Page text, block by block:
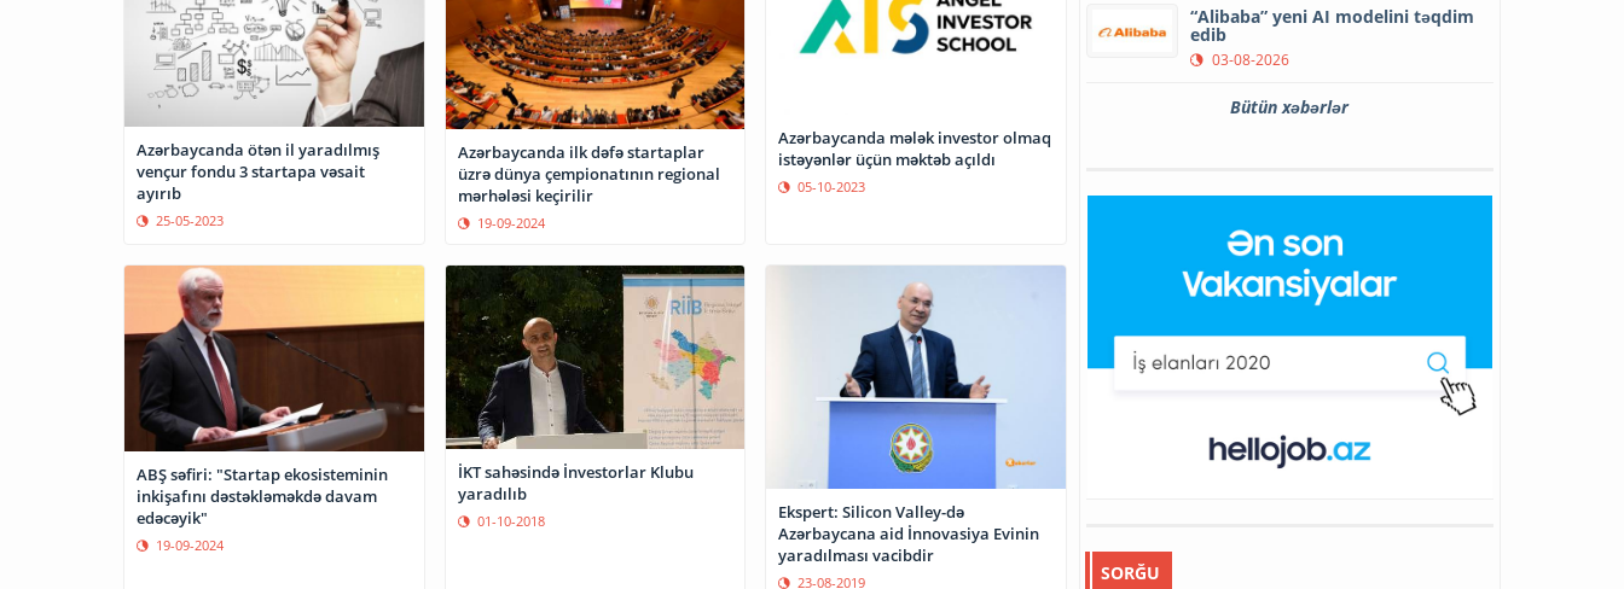
Azərbaycanda ötən il yaradılmış
vençur fondu 3 startapa vəsait
ayırıb
25-05-2023
Azərbaycanda ilk dəfə startaplar
üzrə dünya çempionatının regional
mərhələsi keçirilir
19-09-2024
Azərbaycanda mələk investor olmaq
istəyənlər üçün məktəb açıldı
05-10-2023
ABŞ səfiri: "Startap ekosisteminin
inkişafını dəstəkləməkdə davam
edəcəyik"
19-09-2024
İKT sahəsində İnvestorlar Klubu
yaradılıb
01-10-2018
Ekspert: Silicon Valley-də
Azərbaycana aid İnnovasiya Evinin
yaradılması vacibdir
23-08-2019
“Alibaba” yeni AI modelini təqdim
edib
03-08-2026
Bütün xəbərlər
SORĞU